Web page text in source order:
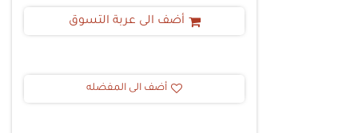
أضف الى عربة التسوق
أضف الى المفضله